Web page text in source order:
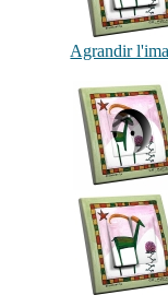
Agrandir